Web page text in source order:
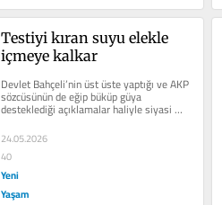
Testiyi kıran suyu elekle
içmeye kalkar
Devlet Bahçeli’nin üst üste yaptığı ve AKP
sözcüsünün de eğip büküp güya
desteklediği açıklamalar haliyle siyasi
ortamı karma...
24.05.2026
40
Yeni
Yaşam